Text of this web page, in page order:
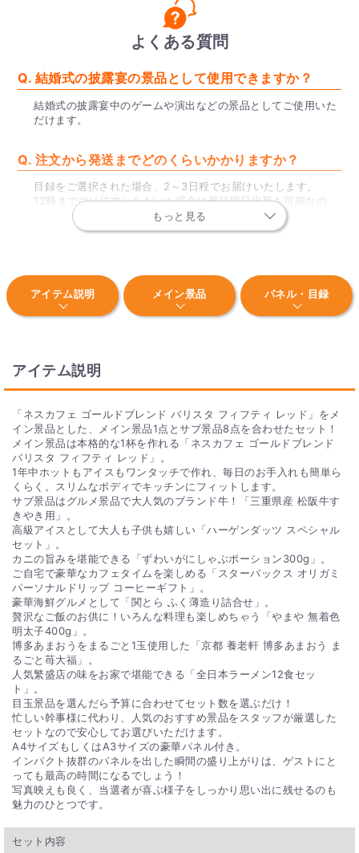
よくある質問
Q. 結婚式の披露宴の景品として使用できますか？
結婚式の披露宴中のゲームや演出などの景品としてご使用いた
だけます。
Q. 注文から発送までどのくらいかかりますか？
目録をご選択された場合、2～3日程でお届けいたします。
12時までのに注文いただいた場合は最短即日出荷も可能なの
で、お急ぎの場合はぜひご利用ください。
※一部地域、土日祝を除く。
目録とは、封筒と景品の内容が記された景品引換券のことで
す。イベント当日、現物の商品の代わりに当選者の方にお渡し
Q. 景品パネルはついていますか？
景品パネルはA3サイズとA4の景品パネルをご用意しておりま
す。 商品画像に「パネル付」の表記がある商品が対象となりま
す。
もっと見る
アイテム説明 メイン景品 パネル・目録
アイテム説明
「ネスカフェ ゴールドブレンド バリスタ フィフティ レッド」をメ
イン景品とした、メイン景品1点とサブ景品8点を合わせたセット！
メイン景品は本格的な1杯を作れる「ネスカフェ ゴールドブレンド
バリスタ フィフティ レッド」。
1年中ホットもアイスもワンタッチで作れ、毎日のお手入れも簡単ら
くらく。スリムなボディでキッチンにフィットします。
サブ景品はグルメ景品で大人気のブランド牛！「三重県産 松阪牛す
きやき用」。
高級アイスとして大人も子供も嬉しい「ハーゲンダッツ スペシャル
セット」。
カニの旨みを堪能できる「ずわいがにしゃぶポーション300g」。
ご自宅で豪華なカフェタイムを楽しめる「スターバックス オリガミ
パーソナルドリップ コーヒーギフト」。
豪華海鮮グルメとして「関とら ふく薄造り詰合せ」。
贅沢なご飯のお供に！いろんな料理も楽しめちゃう「やまや 無着色
明太子400g」。
博多あまおうをまるごと1玉使用した「京都 養老軒 博多あまおう ま
るごと苺大福」。
人気繁盛店の味をお家で堪能できる「全日本ラーメン12食セッ
ト」。
目玉景品を選んだら予算に合わせてセット数を選ぶだけ！
忙しい幹事様に代わり、人気のおすすめ景品をスタッフが厳選した
セットなので安心してお選びいただけます。
A4サイズもしくはA3サイズの豪華パネル付き。
インパクト抜群のパネルを出した瞬間の盛り上がりは、ゲストにと
っても最高の時間になるでしょう！
写真映えも良く、当選者が喜ぶ様子をしっかり思い出に残せるのも
魅力のひとつです。
セット内容